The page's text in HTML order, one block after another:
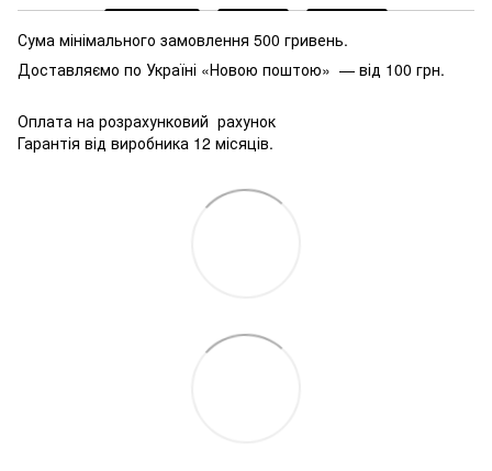
Сума мінімального замовлення 500 гривень.
Доставляємо по Україні «Новою поштою» — від 100 грн.
Оплата на розрахунковий рахунок
Гарантія від виробника 12 місяців.